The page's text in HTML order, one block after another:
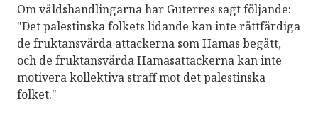
Om våldshandlingarna har Guterres sagt följande:
"Det palestinska folkets lidande kan inte rättfärdiga
de fruktansvärda attackerna som Hamas begått,
och de fruktansvärda Hamasattackerna kan inte
motivera kollektiva straff mot det palestinska
folket."